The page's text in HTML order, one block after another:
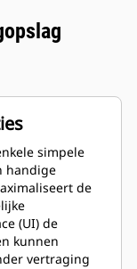
simpele
handige
de
(UI) de
kunnen
vertraging